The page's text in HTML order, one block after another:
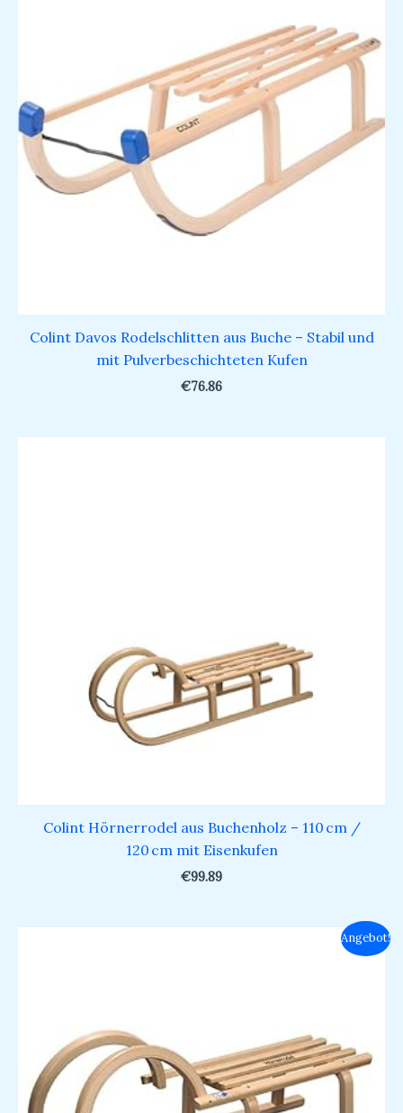
Colint Davos Rodelschlitten aus Buche – Stabil und
mit Pulverbeschichteten Kufen
€76.86
Colint Hörnerrodel aus Buchenholz – 110 cm /
120 cm mit Eisenkufen
€99.89
Angebot!